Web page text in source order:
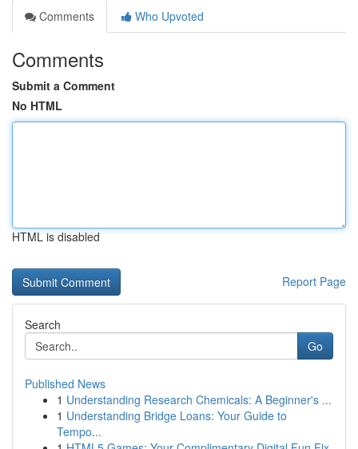
Comments
Who Upvoted
Comments
Submit a Comment
No HTML
HTML is disabled
Report Page
Search
Go
Published News
1 Understanding Research Chemicals: A Beginner's ...
1 Understanding Bridge Loans: Your Guide to
Tempo...